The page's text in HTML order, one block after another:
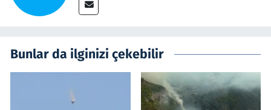
Bunlar da ilginizi çekebilir